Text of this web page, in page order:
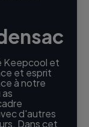
Keepcool et
et esprit
à notre
d'autres
Dans cet